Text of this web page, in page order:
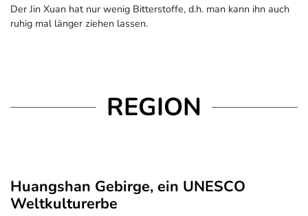
Der Jin Xuan hat nur wenig Bitterstoffe, d.h. man kann ihn auch
ruhig mal länger ziehen lassen.
REGION
Huangshan Gebirge, ein UNESCO
Weltkulturerbe